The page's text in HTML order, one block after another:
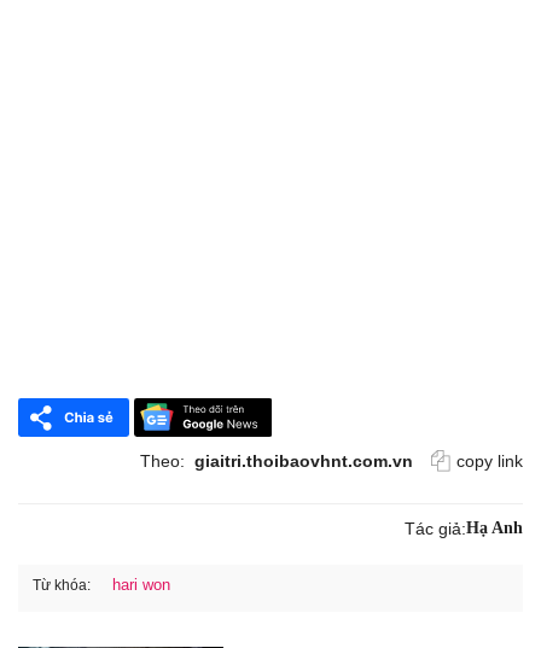
Theo: giaitri.thoibaovhnt.com.vn copy link
Tác giả:Hạ Anh
Từ khóa: hari won